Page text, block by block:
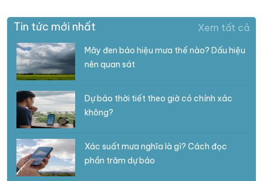
Tin tức mới nhất Xem tất cả
Mây đen báo hiệu mưa thế nào? Dấu hiệu
nên quan sát
Dự báo thời tiết theo giờ có chính xác
không?
Xác suất mưa nghĩa là gì? Cách đọc
phần trăm dự báo